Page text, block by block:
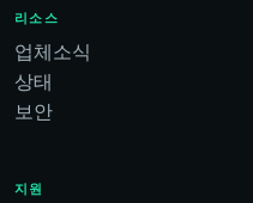
리소스
업체소식
상태
보안
지원